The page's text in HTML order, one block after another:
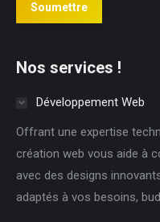
Soumettre
Nos services !
Développement Web
Offrant une expertise
création web vous aide à
avec des designs
adaptés à vos besoins,